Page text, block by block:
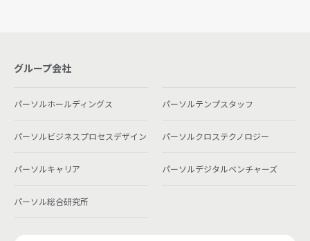
グループ会社
パーソルホールディングス パーソルテンプスタッフ
パーソルビジネスプロセスデザイン パーソルクロステクノロジー
パーソルキャリア パーソルデジタルベンチャーズ
パーソル総合研究所